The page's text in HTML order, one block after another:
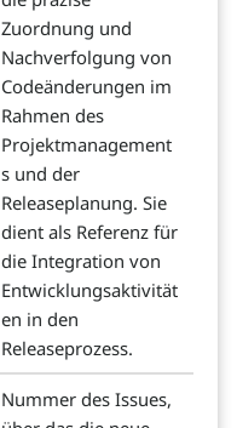
Zuordnung und
Nachverfolgung von
Codeänderungen im
Rahmen des
Projektmanagement
s und der
Releaseplanung. Sie
dient als Referenz für
die Integration von
Entwicklungsaktivität
en in den
Releaseprozess.
Nummer des Issues,